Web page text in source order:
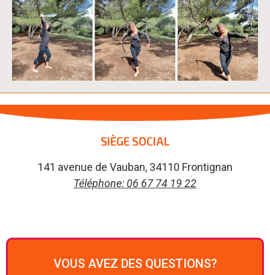
SIÈGE SOCIAL
141 avenue de Vauban, 34110 Frontignan
Téléphone: 06 67 74 19 22
VOUS AVEZ DES QUESTIONS?